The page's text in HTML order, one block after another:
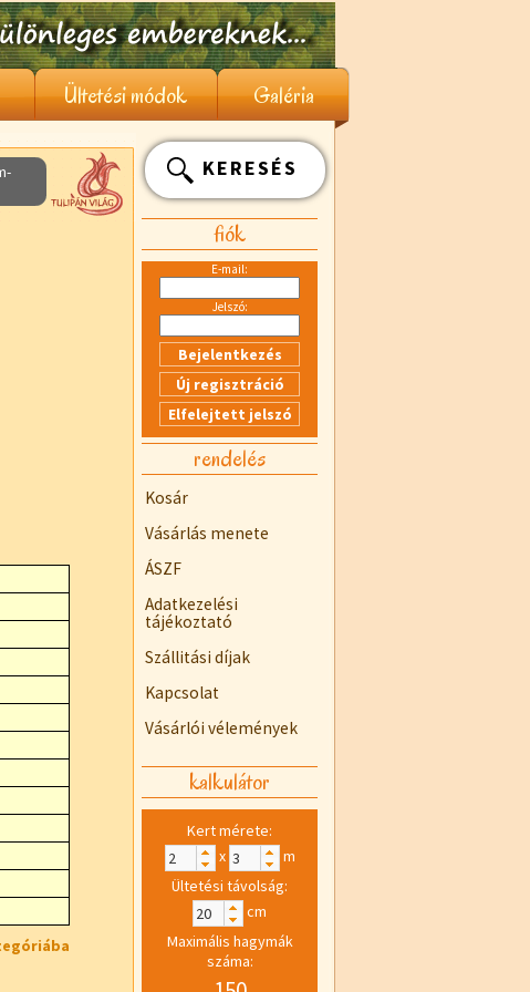
Ültetési módok Galéria
KERESÉS
fiók
E-mail:
Jelszó:
rendelés
Kosár
Vásárlás menete
ÁSZF
Adatkezelési
tájékoztató
Szállitási díjak
Kapcsolat
Vásárlói vélemények
kalkulátor
Kert mérete:
x
m
Ültetési távolság:
cm
Maximális hagymák
száma: